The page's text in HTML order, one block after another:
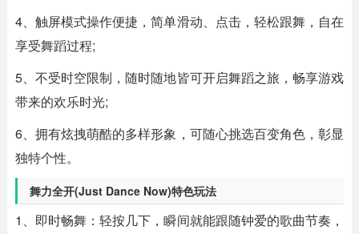
4、触屏模式操作便捷，简单滑动、点击，轻松跟舞，自在
享受舞蹈过程;
5、不受时空限制，随时随地皆可开启舞蹈之旅，畅享游戏
带来的欢乐时光;
6、拥有炫拽萌酷的多样形象，可随心挑选百变角色，彰显
独特个性。
舞力全开(Just Dance Now)特色玩法
1、即时畅舞：轻按几下，瞬间就能跟随钟爱的歌曲节奏，